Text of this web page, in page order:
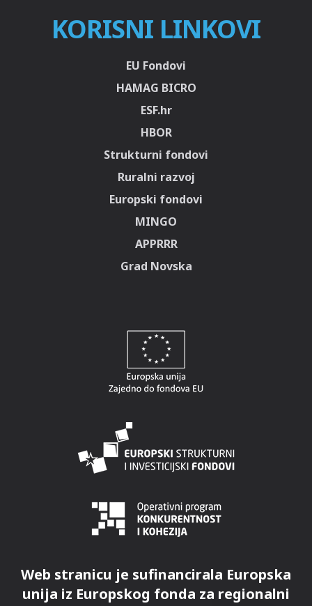
KORISNI LINKOVI
EU Fondovi
HAMAG BICRO
ESF.hr
HBOR
Strukturni fondovi
Ruralni razvoj
Europski fondovi
MINGO
APPRRR
Grad Novska
Web stranicu je sufinancirala Europska
unija iz Europskog fonda za regionalni